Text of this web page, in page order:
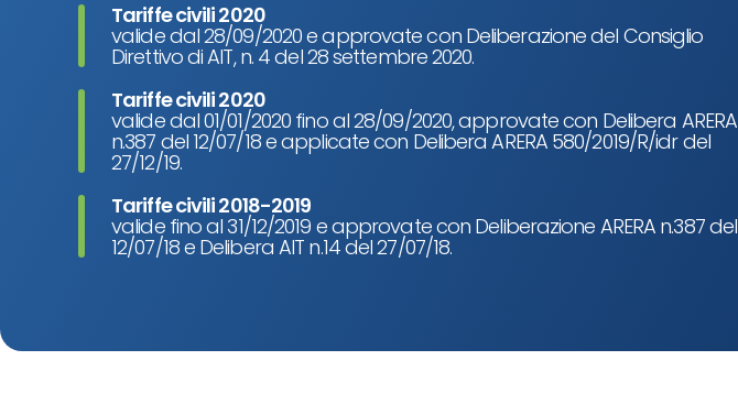
Tariffe civili 2020
valide dal 28/09/2020 e approvate con Deliberazione del Consiglio
Direttivo di AIT, n. 4 del 28 settembre 2020.
Tariffe civili 2020
valide dal 01/01/2020 fino al 28/09/2020, approvate con Delibera ARERA
n.387 del 12/07/18 e applicate con Delibera ARERA 580/2019/R/idr del
27/12/19.
Tariffe civili 2018-2019
valide fino al 31/12/2019 e approvate con Deliberazione ARERA n.387 del
12/07/18 e Delibera AIT n.14 del 27/07/18.